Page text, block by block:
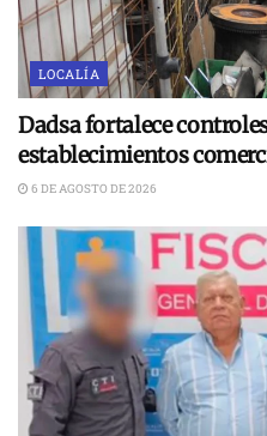
LOCALÍA
Dadsa fortalece
establecimientos
6 DE AGOSTO DE 2026